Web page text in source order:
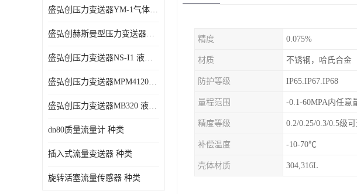
盛弘创压力变送器YM-1气体压力传感器负压计
盛弘创赫斯曼型压力变送器HG200 液体压力传感器负压计
盛弘创压力变送器NS-I1 液体压力传感器负压计
盛弘创压力变送器MPM4120C 液体压力传感器负压计
盛弘创压力变送器MB320 液体压力传感器负压计
dn80质量流量计 种类
插入式流量变送器 种类
旋转活塞流量传感器 种类
精度 0.075%
材质 不锈钢，哈氏合金
防护等级 IP65.IP67.IP68
量程范围 -0.1-60MPA内任意
精度等级 0.2/0.25/0.3/0.5级
补偿温度 -10-70℃
壳体材质 304,316L